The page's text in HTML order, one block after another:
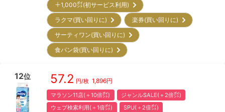
＋1,000㌽(初サービス利用)
ラクマ(買い回りに)
楽券(買い回りに)
サーティワン(買い回りに)
食パン袋(買い回りに)
12位 57.2 円/枚 1,896円
マラソン11店(＋10倍㌽)
ジャンルSALE(＋2倍㌽)
ウェブ検索利用(＋1倍㌽)
SPU(＋2倍㌽)